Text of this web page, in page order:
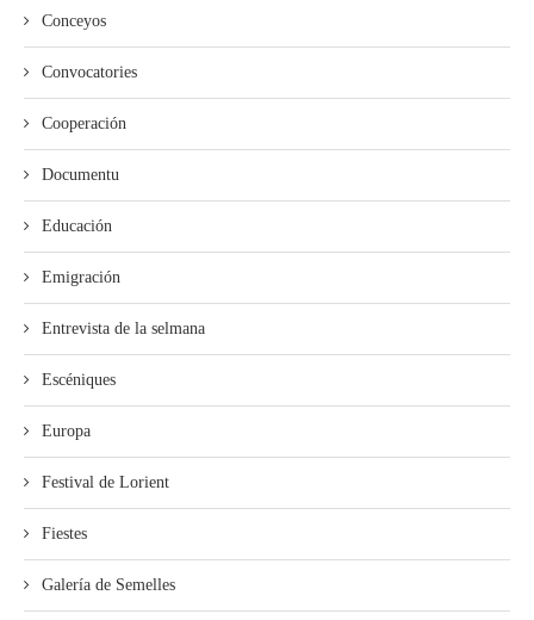
Conceyos
Convocatories
Cooperación
Documentu
Educación
Emigración
Entrevista de la selmana
Escéniques
Europa
Festival de Lorient
Fiestes
Galería de Semelles